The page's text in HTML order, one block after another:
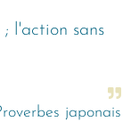
l'action sans
japonais